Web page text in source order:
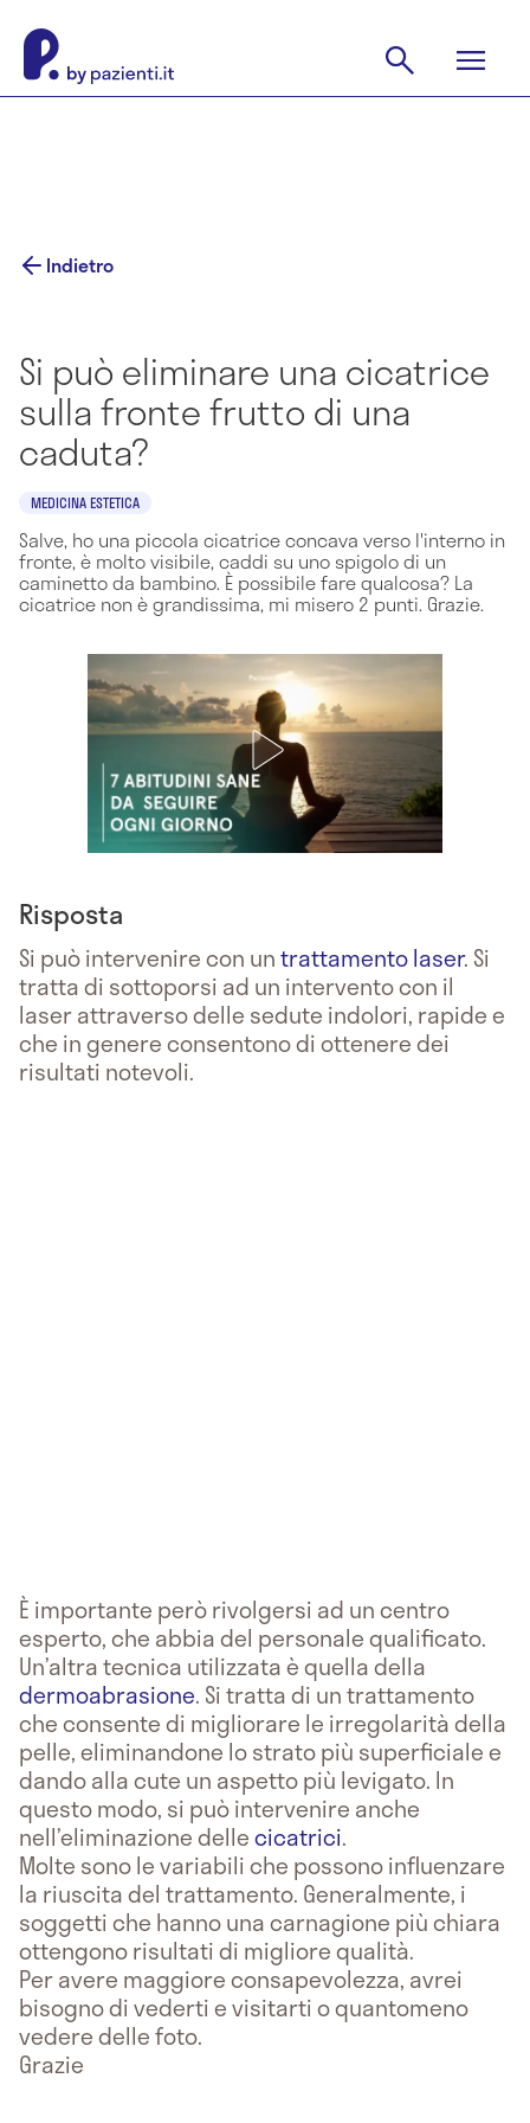
Indietro
Si può eliminare una cicatrice
sulla fronte frutto di una
caduta?
MEDICINA ESTETICA
Salve, ho una piccola cicatrice concava verso l'interno in
fronte, è molto visibile, caddi su uno spigolo di un
caminetto da bambino. È possibile fare qualcosa? La
cicatrice non è grandissima, mi misero 2 punti. Grazie.
Risposta
Si può intervenire con untrattamento laser. Si
tratta di sottoporsi ad un intervento con il
laser attraverso delle sedute indolori, rapide e
che in genere consentono di ottenere dei
risultati notevoli.
È importante però rivolgersi ad un centro
esperto, che abbia del personale qualificato.
Un’altra tecnica utilizzata è quella della
dermoabrasione. Si tratta di un trattamento
che consente di migliorare le irregolarità della
pelle, eliminandone lo strato più superficiale e
dando alla cute un aspetto più levigato. In
questo modo, si può intervenire anche
nell’eliminazione dellecicatrici.
Molte sono le variabili che possono influenzare
la riuscita del trattamento. Generalmente, i
soggetti che hanno una carnagione più chiara
ottengono risultati di migliore qualità.
Per avere maggiore consapevolezza, avrei
bisogno di vederti e visitarti o quantomeno
vedere delle foto.
Grazie